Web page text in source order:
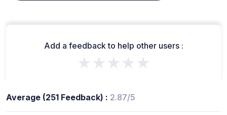
Add a feedback to help other users :
★★★★★
Average (251 Feedback) : 2.87/5